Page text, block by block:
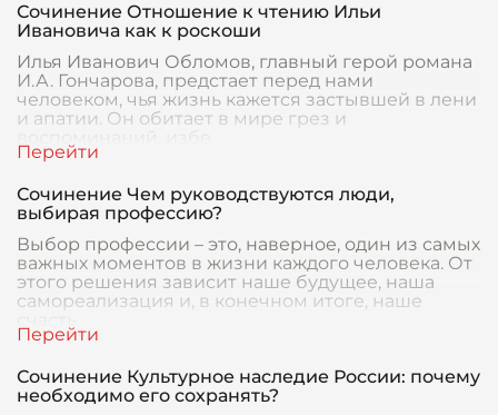
Сочинение Отношение к чтению Ильи
Ивановича как к роскоши
Илья Иванович Обломов, главный герой романа
И.А. Гончарова, предстает перед нами
человеком, чья жизнь кажется застывшей в лени
и апатии. Он обитает в мире грез и
воспоминаний, избе
Сочинение Чем руководствуются люди,
выбирая профессию?
Выбор профессии – это, наверное, один из самых
важных моментов в жизни каждого человека. От
этого решения зависит наше будущее, наша
самореализация и, в конечном итоге, наше
Сочинение Культурное наследие России: почему
необходимо его сохранять?